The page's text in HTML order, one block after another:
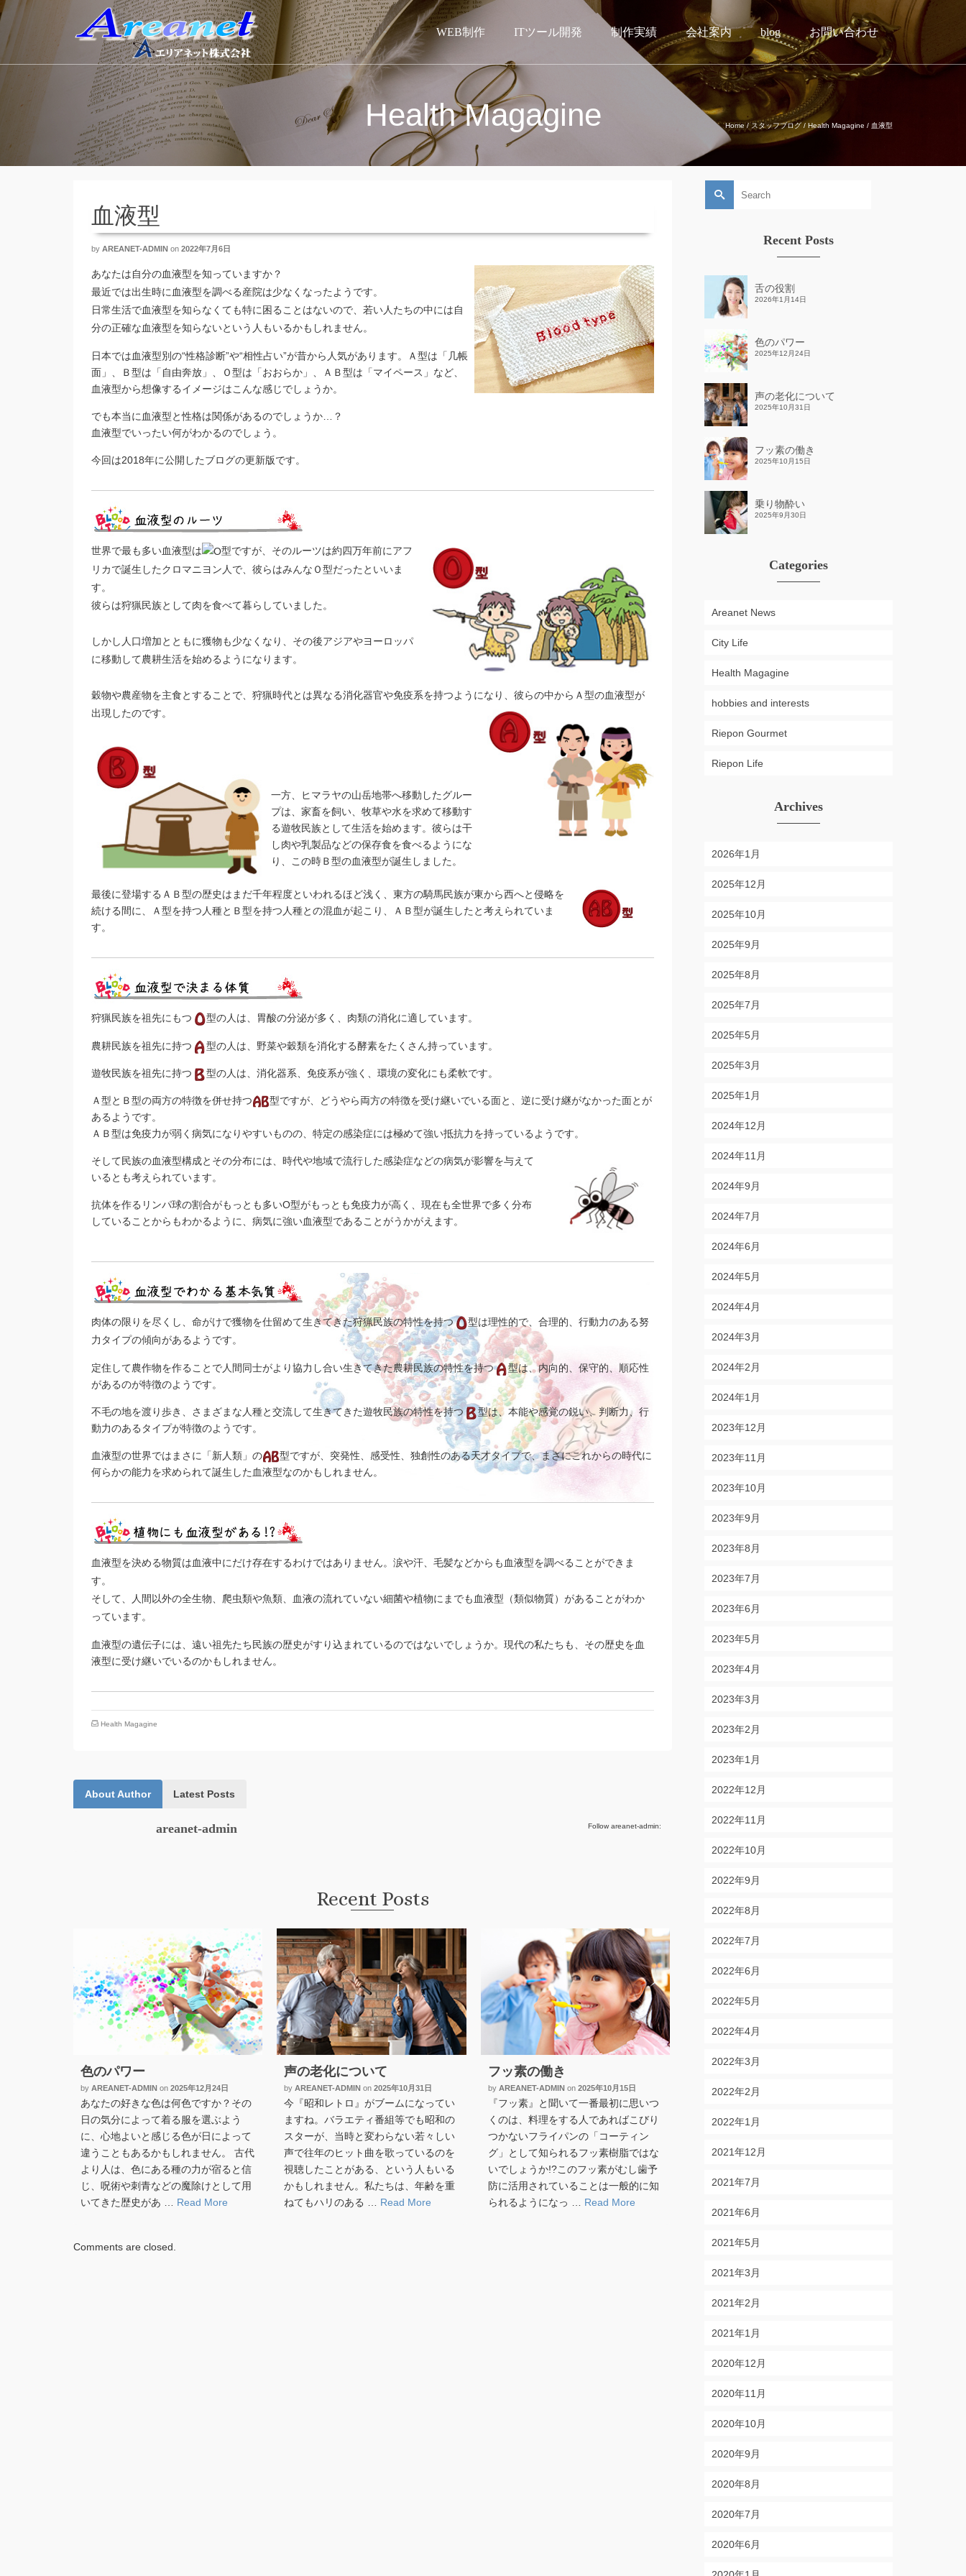
WEB制作 ITツール開発 制作実績 会社案内 blog お問い合わせ
Health Magagine Home / スタッフブログ / Health Magagine / 血液型
血液型
by AREANET-ADMIN on 2022年7月6日
あなたは自分の血液型を知っていますか？
最近では出生時に血液型を調べる産院は少なくなったようです。
日常生活で血液型を知らなくても特に困ることはないので、若い人たちの中には自
分の正確な血液型を知らないという人もいるかもしれません。
日本では血液型別の“性格診断”や“相性占い”が昔から人気があります。Ａ型は「几帳
面」、Ｂ型は「自由奔放」、Ｏ型は「おおらか」、ＡＢ型は「マイペース」など、
血液型から想像するイメージはこんな感じでしょうか。
でも本当に血液型と性格は関係があるのでしょうか…？
血液型でいったい何がわかるのでしょう。
今回は2018年に公開したブログの更新版です。
世界で最も多い血液型は
型ですが、そのルーツは約四万年前にアフ
リカで誕生したクロマニヨン人で、彼らはみんなＯ型だったといいま
す。
彼らは狩猟民族として肉を食べて暮らしていました。
しかし人口増加とともに獲物も少なくなり、その後アジアやヨーロッパ
に移動して農耕生活を始めるようになります。
穀物や農産物を主食とすることで、狩猟時代とは異なる消化器官や免疫系を持つようになり、彼らの中からＡ型の血液型が
出現したのです。
一方、ヒマラヤの山岳地帯へ移動したグルー
プは、家畜を飼い、牧草や水を求めて移動す
る遊牧民族として生活を始めます。彼らは干
し肉や乳製品などの保存食を食べるようにな
り、この時Ｂ型の血液型が誕生しました。
最後に登場するＡＢ型の歴史はまだ千年程度といわれるほど浅く、東方の騎馬民族が東から西へと侵略を
続ける間に、Ａ型を持つ人種とＢ型を持つ人種との混血が起こり、ＡＢ型が誕生したと考えられていま
す。
狩猟民族を祖先にもつ 型の人は、胃酸の分泌が多く、肉類の消化に適しています。
農耕民族を祖先に持つ 型の人は、野菜や穀類を消化する酵素をたくさん持っています。
遊牧民族を祖先に持つ 型の人は、消化器系、免疫系が強く、環境の変化にも柔軟です。
Ａ型とＢ型の両方の特徴を併せ持つ
型ですが、どうやら両方の特徴を受け継いでいる面と、逆に受け継がなかった面とが
あるようです。
ＡＢ型は免疫力が弱く病気になりやすいものの、特定の感染症には極めて強い抵抗力を持っているようです。
そして民族の血液型構成とその分布には、時代や地域で流行した感染症などの病気が影響を与えて
いるとも考えられています。
抗体を作るリンパ球の割合がもっとも多いO型がもっとも免疫力が高く、現在も全世界で多く分布
していることからもわかるように、病気に強い血液型であることがうかがえます。
肉体の限りを尽くし、命がけで獲物を仕留めて生きてきた狩猟民族の特性を持つ
型は理性的で、合理的、行動力のある努
力タイプの傾向があるようです。
定住して農作物を作ることで人間同士がより協力し合い生きてきた農耕民族の特性を持つ
型は、内向的、保守的、順応性
があるのが特徴のようです。
不毛の地を渡り歩き、さまざまな人種と交流して生きてきた遊牧民族の特性を持つ
型は、本能や感覚の鋭い、判断力、行
動力のあるタイプが特徴のようです。
血液型の世界ではまさに「新人類」の
型ですが、突発性、感受性、独創性のある天才タイプで、まさにこれからの時代に
何らかの能力を求められて誕生した血液型なのかもしれません。
血液型を決める物質は血液中にだけ存在するわけではありません。涙や汗、毛髪などからも血液型を調べることができま
す。
そして、人間以外の全生物、爬虫類や魚類、血液の流れていない細菌や植物にまでも血液型（類似物質）があることがわか
っています。
血液型の遺伝子には、遠い祖先たち民族の歴史がすり込まれているのではないでしょうか。現代の私たちも、その歴史を血
液型に受け継いでいるのかもしれません。
Health Magagine
About Author Latest Posts
Follow areanet-admin:
areanet-admin
Recent Posts
色のパワー
by AREANET-ADMIN on 2025年12月24日
あなたの好きな色は何色ですか？その
日の気分によって着る服を選ぶよう
に、心地よいと感じる色が日によって
違うこともあるかもしれません。 古代
より人は、色にある種の力が宿ると信
じ、呪術や刺青などの魔除けとして用
いてきた歴史があ … Read More
声の老化について
byAREANET-ADMIN on2025年10月31日
今『昭和レトロ』がブームになってい
ますね。バラエティ番組等でも昭和の
スターが、当時と変わらない若々しい
声で往年のヒット曲を歌っているのを
視聴したことがある、という人もいる
かもしれません。私たちは、年齢を重
ねてもハリのある … Read More
フッ素の働き
by AREANET-ADMIN on 2025年10月15日
『フッ素』と聞いて一番最初に思いつ
くのは、料理をする人であればこびり
つかないフライパンの「コーティン
グ」として知られるフッ素樹脂ではな
いでしょうか!?このフッ素がむし歯予
防に活用されていることは一般的に知
られるようになっ … Read More
乗り物酔い
AREANET-ADMIN
もあり、家族や友人と旅行を計画して
でも、過去には旅行やドライブで楽し
で苦い記憶が残っている、、、という
Comments are closed.
Search
for:
Recent Posts
舌の役割
2026年1月14日
色のパワー
2025年12月24日
声の老化について
2025年10月31日
フッ素の働き
2025年10月15日
乗り物酔い
2025年9月30日
Categories
Areanet News
City Life
Health Magagine
hobbies and interests
Riepon Gourmet
Riepon Life
Archives
2026年1月
2025年12月
2025年10月
2025年9月
2025年8月
2025年7月
2025年5月
2025年3月
2025年1月
2024年12月
2024年11月
2024年9月
2024年7月
2024年6月
2024年5月
2024年4月
2024年3月
2024年2月
2024年1月
2023年12月
2023年11月
2023年10月
2023年9月
2023年8月
2023年7月
2023年6月
2023年5月
2023年4月
2023年3月
2023年2月
2023年1月
2022年12月
2022年11月
2022年10月
2022年9月
2022年8月
2022年7月
2022年6月
2022年5月
2022年4月
2022年3月
2022年2月
2022年1月
2021年12月
2021年7月
2021年6月
2021年5月
2021年3月
2021年2月
2021年1月
2020年12月
2020年11月
2020年10月
2020年9月
2020年8月
2020年7月
2020年6月